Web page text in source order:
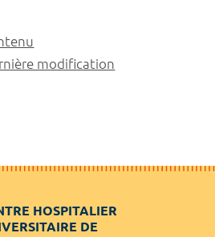
modification
HOSPITALIER
DE